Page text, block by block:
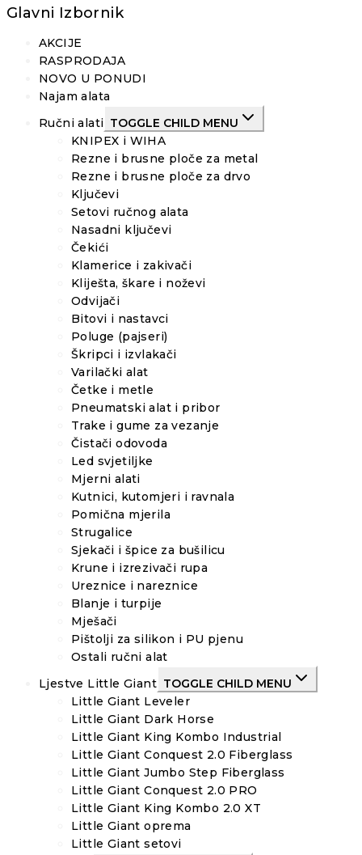
Glavni Izbornik
AKCIJE
RASPRODAJA
NOVO U PONUDI
Najam alata
Ručni alati TOGGLE CHILD MENU
KNIPEX i WIHA
Rezne i brusne ploče za metal
Rezne i brusne ploče za drvo
Ključevi
Setovi ručnog alata
Nasadni ključevi
Čekići
Klamerice i zakivači
Kliješta, škare i noževi
Odvijači
Bitovi i nastavci
Poluge (pajseri)
Škripci i izvlakači
Varilački alat
Četke i metle
Pneumatski alat i pribor
Trake i gume za vezanje
Čistači odovoda
Led svjetiljke
Mjerni alati
Kutnici, kutomjeri i ravnala
Pomična mjerila
Strugalice
Sjekači i špice za bušilicu
Krune i izrezivači rupa
Ureznice i nareznice
Blanje i turpije
Mješači
Pištolji za silikon i PU pjenu
Ostali ručni alat
Ljestve Little Giant TOGGLE CHILD MENU
Little Giant Leveler
Little Giant Dark Horse
Little Giant King Kombo Industrial
Little Giant Conquest 2.0 Fiberglass
Little Giant Jumbo Step Fiberglass
Little Giant Conquest 2.0 PRO
Little Giant King Kombo 2.0 XT
Little Giant oprema
Little Giant setovi